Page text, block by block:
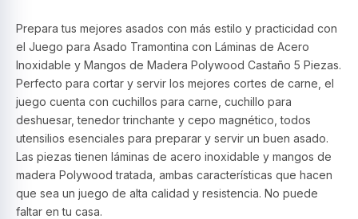
Tramontina
cantidad
Prepara tus mejores asados con más estilo y practicidad con
el Juego para Asado Tramontina con Láminas de Acero
Inoxidable y Mangos de Madera Polywood Castaño 5 Piezas.
Perfecto para cortar y servir los mejores cortes de carne, el
juego cuenta con cuchillos para carne, cuchillo para
deshuesar, tenedor trinchante y cepo magnético, todos
utensilios esenciales para preparar y servir un buen asado.
Las piezas tienen láminas de acero inoxidable y mangos de
madera Polywood tratada, ambas características que hacen
que sea un juego de alta calidad y resistencia. No puede
faltar en tu casa.